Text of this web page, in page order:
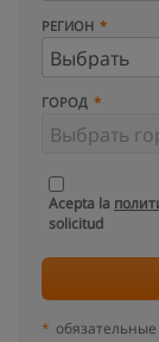
РЕГИОН
ГОРОД
Acepta la
solicitud
* обязательные